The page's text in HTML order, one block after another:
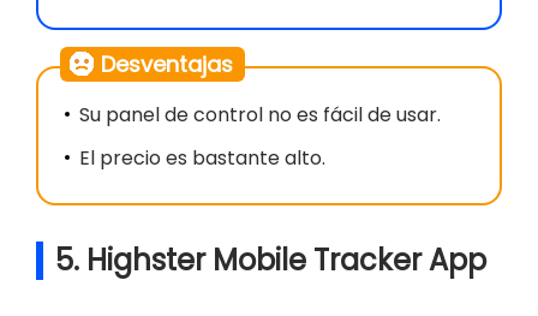
Desventajas
Su panel de control no es fácil de usar.
El precio es bastante alto.
5. Highster Mobile Tracker App